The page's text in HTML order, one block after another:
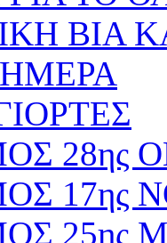
ΒΙΑ
28ης
17ης
25ης